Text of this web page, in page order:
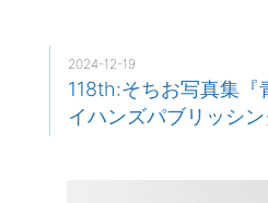
2024-12-19
118th:そちお写真集『
イハンズパブリッシ